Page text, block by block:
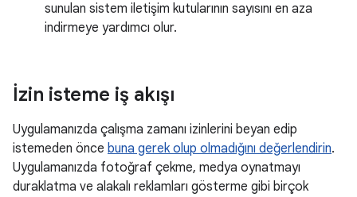
sunulan sistem iletişim kutularının sayısını en aza
indirmeye yardımcı olur.
İzin isteme iş akışı
Uygulamanızda çalışma zamanı izinlerini beyan edip
istemeden önce buna gerek olup olmadığını değerlendirin.
Uygulamanızda fotoğraf çekme, medya oynatmayı
duraklatma ve alakalı reklamları gösterme gibi birçok